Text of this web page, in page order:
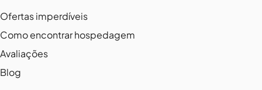
Ofertas imperdíveis
Como encontrar hospedagem
Avaliações
Blog